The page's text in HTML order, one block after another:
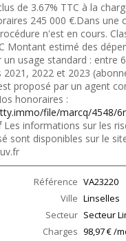
de 3.67% TTC à la
245 000 €.Dans une
n'est en cours.
Montant estimé des
un usage standard : entre
2021, 2022 et 2023
proposé par un agent
honoraires :
file/marcq/4548/
Les informations sur les
sont disponibles sur le
Référence VA23220
Ville Linselles
Secteur Secteur
Charges 98,97 € /